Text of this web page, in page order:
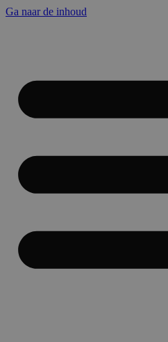
Ga naar de inhoud